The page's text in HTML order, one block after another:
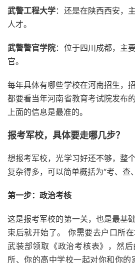
武警工程大学：还是在陕西西安，
人才。
武警警官学院：位于四川成都，主
官。
每年具体有哪些学校在河南招生，
都要看当年河南省教育考试院发布
上面的信息是最准的。
报考军校，具体要走哪几步？
想报考军校，光学习好还不够，整
复杂得多，可以简单概括为“考、查
第一步：政治考核
这是报考军校的第一关，也是最基
束后就开始了。 你需要去户口所
武装部领取《政治考核表》，然
所、你的高中学校一起对你和你